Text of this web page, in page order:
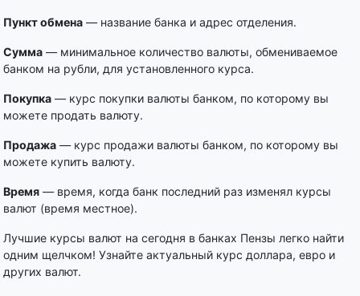
Пункт обмена — название банка и адрес отделения.
Сумма — минимальное количество валюты, обмениваемое
банком на рубли, для установленного курса.
Покупка — курс покупки валюты банком, по которому вы
можете продать валюту.
Продажа — курс продажи валюты банком, по которому вы
можете купить валюту.
Время — время, когда банк последний раз изменял курсы
валют (время местное).
Лучшие курсы валют на сегодня в банках Пензы легко найти
одним щелчком! Узнайте актуальный курс доллара, евро и
других валют.